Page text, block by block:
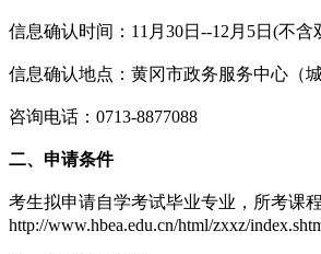
信息确认时间：11月30日--12月5日(不含
信息确认地点：黄冈市政务服务中心（
咨询电话：0713-8877088
二、申请条件
考生拟申请自学考试毕业专业，所考课
http://www.hbea.edu.cn/html/zxxz/